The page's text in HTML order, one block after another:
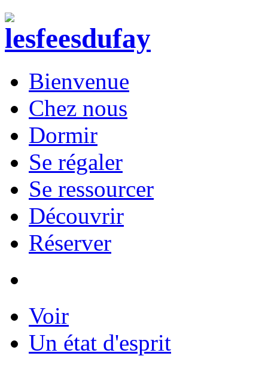
Bienvenue
Chez nous
Dormir
Se régaler
Se ressourcer
Découvrir
Réserver
Voir
Un état d'esprit